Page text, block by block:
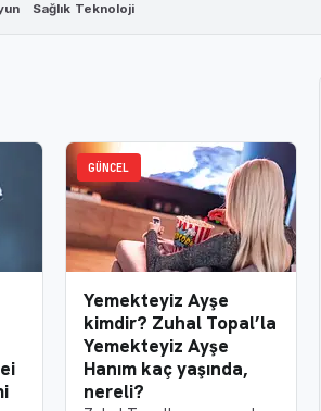
Sağlık Teknoloji
GÜNCEL
Yemekteyiz Ayşe
kimdir? Zuhal Topal’la
Yemekteyiz Ayşe
Hanım kaç yaşında,
nereli?